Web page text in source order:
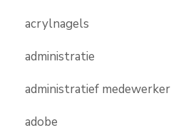
acrylnagels
administratie
administratief medewerker
adobe